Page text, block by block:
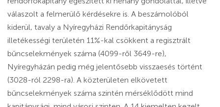
válaszolt a felmerülő kérdésekre is. A beszámolóból
kiderül, tavaly a Nyíregyházi Rendőrkapitányság
illetékességi területén 11%-kal csökkent a regisztrált
bűncselekmények száma (4099-ről 3649-re),
Nyíregyházán pedig még jelentősebb visszaesés történt
(3028-ról 2298-ra). A közterületen elkövetett
bűncselekmények száma szintén mérséklődött mind